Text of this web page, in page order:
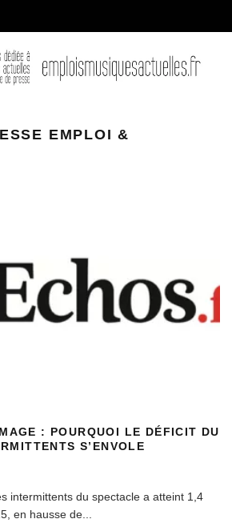
EMPLOI &
: POURQUOI LE DÉFICIT DU
S’ENVOLE
intermittents du spectacle a atteint 1,4
en hausse de